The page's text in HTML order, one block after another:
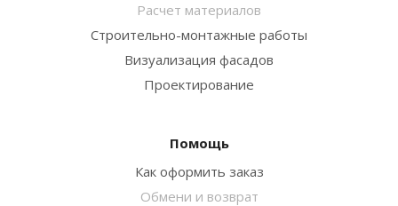
Расчет материалов
Строительно-монтажные работы
Визуализация фасадов
Проектирование
Помощь
Как оформить заказ
Обмени и возврат